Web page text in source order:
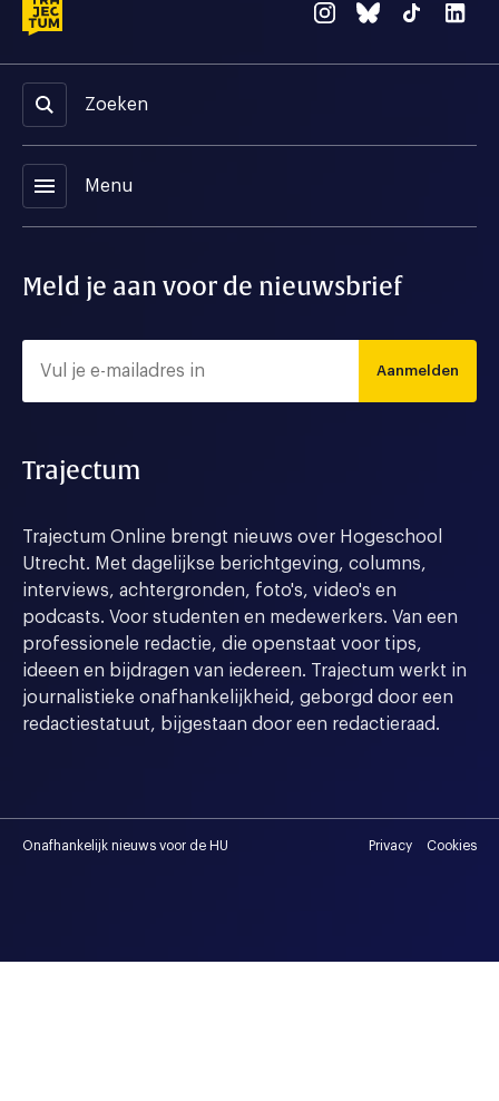
Zoeken
menu Menu
Meld je aan voor de nieuwsbrief
Aanmelden
Trajectum
Trajectum Online brengt nieuws over Hogeschool
Utrecht. Met dagelijkse berichtgeving, columns,
interviews, achtergronden, foto's, video's en
podcasts. Voor studenten en medewerkers. Van een
professionele redactie, die openstaat voor tips,
ideeen en bijdragen van iedereen. Trajectum werkt in
journalistieke onafhankelijkheid, geborgd door een
redactiestatuut, bijgestaan door een redactieraad.
Onafhankelijk nieuws voor de HU Privacy Cookies